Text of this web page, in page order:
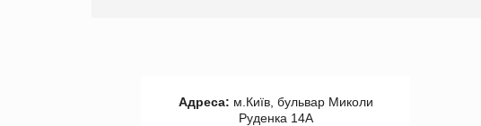
Адреса: м.Київ, бульвар Миколи
Руденка 14А